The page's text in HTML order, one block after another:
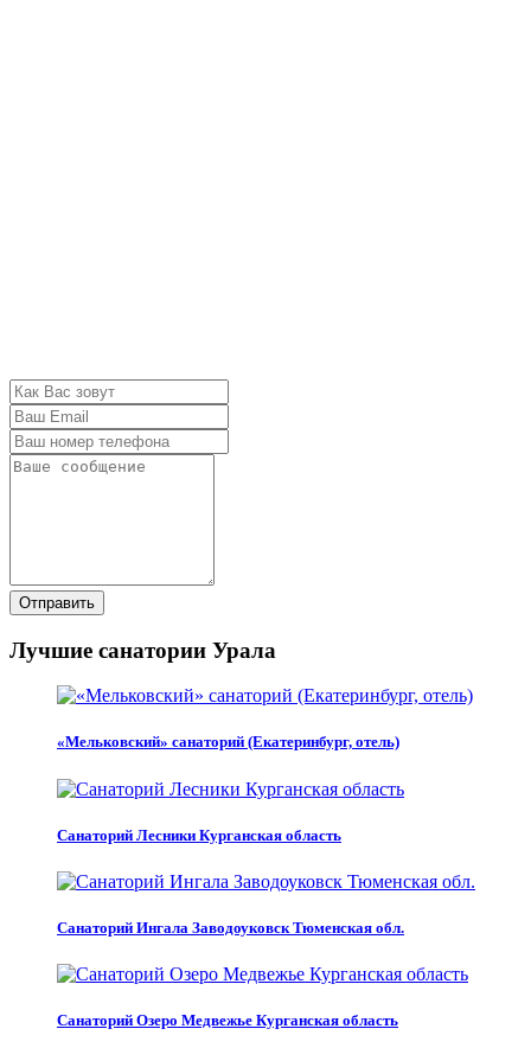
Отправить
Лучшие санатории Урала
«Мельковский» санаторий (Екатеринбург, отель)
Санаторий Лесники Курганская область
Санаторий Ингала Заводоуковск Тюменская обл.
Санаторий Озеро Медвежье Курганская область